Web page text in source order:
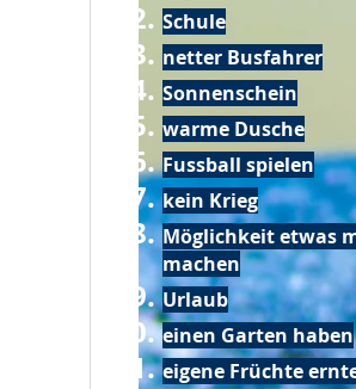
Schule
netter Busfahrer
Sonnenschein
warme Dusche
Fussball spielen
kein Krieg
Möglichkeit etwas
machen
Urlaub
einen Garten haben
eigene Früchte